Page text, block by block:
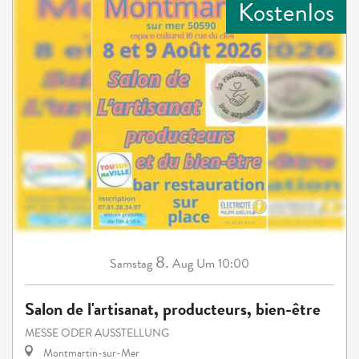
Kostenlos
Samstag 8. Aug Um 10:00
Salon de l'artisanat, producteurs, bien-être
MESSE ODER AUSSTELLUNG
Montmartin-sur-Mer